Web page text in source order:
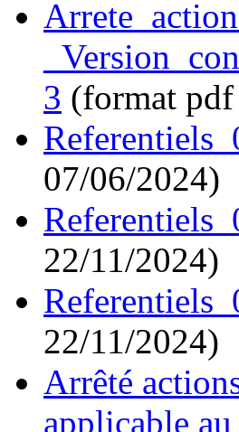
3 (format
07/06/2024)
22/11/2024)
22/11/2024)
Arrêté
applicable